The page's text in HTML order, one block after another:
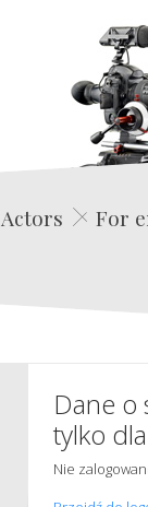
Actors For
Dane o
tylko
Nie